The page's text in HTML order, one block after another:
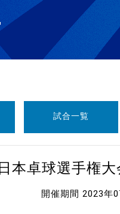
試合一覧
本卓球選手権
開催期間 2023年